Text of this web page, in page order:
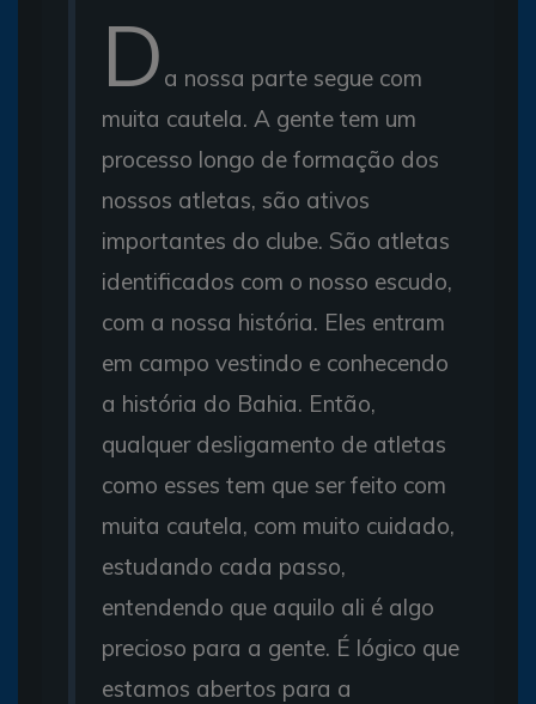
D a nossa parte segue com
muita cautela. A gente tem um
processo longo de formação dos
nossos atletas, são ativos
importantes do clube. São atletas
identificados com o nosso escudo,
com a nossa história. Eles entram
em campo vestindo e conhecendo
a história do Bahia. Então,
qualquer desligamento de atletas
como esses tem que ser feito com
muita cautela, com muito cuidado,
estudando cada passo,
entendendo que aquilo ali é algo
precioso para a gente. É lógico que
estamos abertos para a